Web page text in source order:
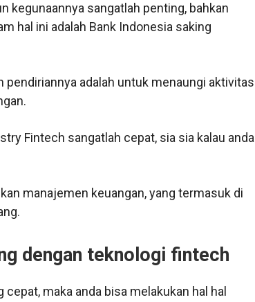
kegunaannya sangatlah penting, bahkan
hal ini adalah Bank Indonesia saking
adalah untuk menaungi aktivitas
Fintech sangatlah cepat, sia sia kalau anda
manajemen keuangan, yang termasuk di
dengan teknologi fintech
maka anda bisa melakukan hal hal